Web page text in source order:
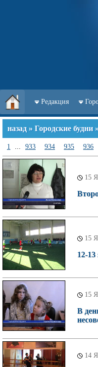
Редакция
назад » Городские будни
1 ... 933 934 935 936
15
15
12-
15
В
14